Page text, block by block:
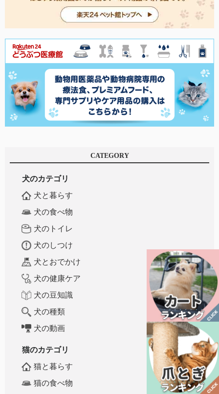
CATEGORY
犬のカテゴリ
犬と暮らす
犬の食べ物
犬のトイレ
犬のしつけ
犬とおでかけ
犬の健康ケア
犬の豆知識
犬の種類
犬の動画
猫のカテゴリ
猫と暮らす
猫の食べ物